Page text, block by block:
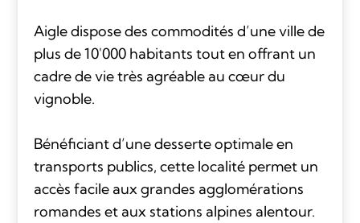
Aigle dispose des commodités d’une ville de
plus de 10'000 habitants tout en offrant un
cadre de vie très agréable au cœur du
vignoble.
Bénéficiant d’une desserte optimale en
transports publics, cette localité permet un
accès facile aux grandes agglomérations
romandes et aux stations alpines alentour.